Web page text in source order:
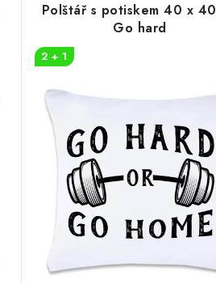
Polštář s potiskem 40 x
Go hard
2 + 1